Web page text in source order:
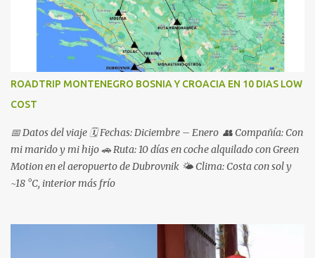
Alguna tormenta aislada 🚗 TRANSPORTE 🦁 Safari en vehículo
4x4 desde Nairobi 🚆 Para el resto del viaje: 👉 Tren 👉 Matatus
(minivans) 🛺 Tuk-tuks y taxis 🗺️ ITINERARIO Y LUGARES
VISITADOS 🦁 MASAI MARA · Safari y vida Masai 🕘 4 días en
Mara 👣 Vida Masai: 🚫 No hicimos una visita organizada a una
aldea Masai 🛖 Los alrededores del campamento están llenos...
ROADTRIP MONTENEGRO BOSNIA Y CROACIA EN 10 DIAS LOW
COST
📅 Datos del viaje 🗓️ Fechas: Diciembre – Enero 👥 Compañía: Con
mi marido y mi hijo 🚗 Ruta: 10 días en coche alquilado con Green
Motion en el aeropuerto de Dubrovnik 🌤️ Clima: Costa con sol y
~18 °C, interior más frío